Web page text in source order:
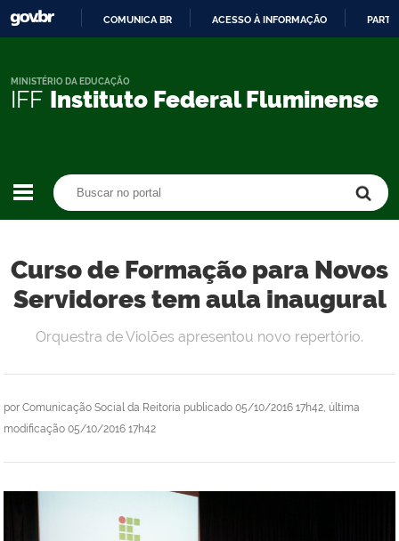
CONTEÚDO
COMUNICA BR ACESSO À INFORMAÇÃO
IFF Instituto Federal Fluminense
MINISTÉRIO DA EDUCAÇÃO
Curso de Formação para Novos
Servidores tem aula inaugural
por Comunicação Social da Reitoria publicado 05/10/2016 17h42, última
modificação 05/10/2016 17h42
Orquestra de Violões apresentou novo repertório.